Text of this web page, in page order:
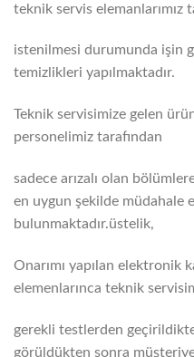
teknik servis elemanlarımız
istenilmesi durumunda işin
temizlikleri yapılmaktadır.
Teknik servisimize gelen
personelimiz tarafından
sadece arızalı olan
en uygun şekilde müdahale
bulunmaktadır.üstelik,
Onarımı yapılan elektronik
elemenlarınca teknik
gerekli testlerden
görüldükten sonra